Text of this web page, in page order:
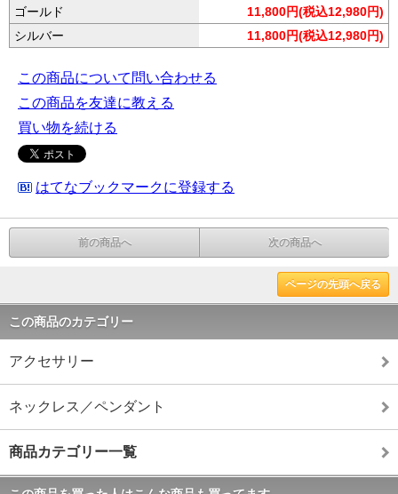
ゴールド
11,800円(税込12,980円)
シルバー
11,800円(税込12,980円)
この商品について問い合わせる
この商品を友達に教える
買い物を続ける
はてなブックマークに登録する
前の商品へ 次の商品へ
ページの先頭へ戻る
この商品のカテゴリー
アクセサリー
ネックレス／ペンダント
商品カテゴリー一覧